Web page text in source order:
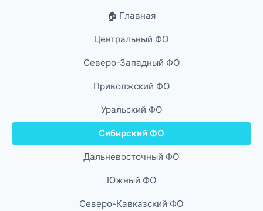
🏠 Главная
Центральный ФО
Северо-Западный ФО
Приволжский ФО
Уральский ФО
Сибирский ФО
Дальневосточный ФО
Южный ФО
Северо-Кавказский ФО